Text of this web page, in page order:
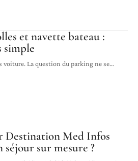
et navette bateau :
simple
voiture. La question du parking ne se…
Destination Med Infos
sur mesure ?